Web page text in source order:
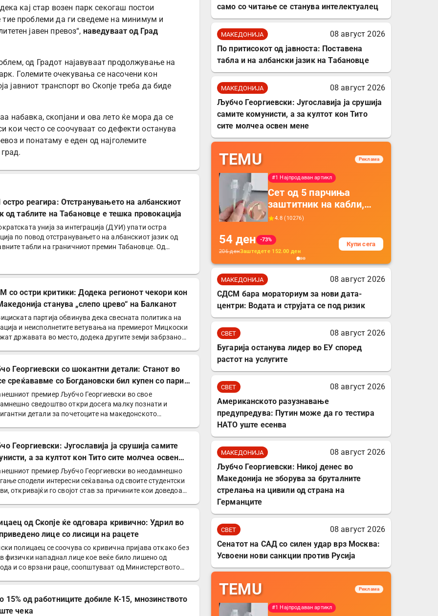
кај стар возен парк секогаш постои
проблеми да ги сведеме на минимум и
јавен превоз“, наведуваат од Град
од Градот најавуваат продолжување на
Големите очекувања се насочени кон
јавниот транспорт во Скопје треба да биде
набавка, скопјани и ова лето ќе мора да се
кои често се соочуваат со дефекти останува
и понатаму е еден од најголемите
реагира: Отстранувањето на албанскиот
од таблите на Табановце е тешка провокација
унија за интеграција (ДУИ) упати остра
по повод отстранувањето на албанскиот јазик од
табли на граничниот премин Табановце. Од
со остри критики: Додека регионот чекори кон
станува „слепо црево“ на Балканот
партија обвинува дека свесната политика на
и неисполнетите ветувања на премиерот Мицкоски
државата во место, додека другите земји забрзано…
Георгиевски со шокантни детали: Станот во
среќававме со Богдановски бил купен со пари
премиер Љубчо Георгиевски во свое
сведоштво откри досега малку познати и
детали за почетоците на македонското
Георгиевски: Југославија ја срушија самите
а за култот кон Тито сите молчеа освен
премиер Љубчо Георгиевски во неодамнешно
сподели интересни сеќавања од своите студентски
откривајќи го својот став за причините кои доведоа…
од Скопје ќе одговара кривично: Удрил во
лице со лисици на рацете
полицаец се соочува со кривична пријава откако без
физички нападнал лице кое веќе било лишено од
и со врзани раце, соопштуваат од Министерството
15% од работниците добиле К-15, мнозинството
чека
само со читање се станува интелектуалец
МАКЕДОНИЈА
08 август 2026
По притисокот од јавноста: Поставена
табла и на албански јазик на Табановце
МАКЕДОНИЈА
08 август 2026
Љубчо Георгиевски: Југославија ја срушија
самите комунисти, а за култот кон Тито
сите молчеа освен мене
TEMU Реклама
#1 Најпродаван артикл
Сет од 5 парчиња
заштитник на кабли,
прекривка за заштита
додатоци за заштита на
кабли, без батерија, за
мобилни телефони,
комплет за заштита на
4.8 (10276)
54 ден
-73%
206денЗаштедете 152.00 ден
Купи сега
МАКЕДОНИЈА
08 август 2026
СДСМ бара мораториум за нови дата-
центри: Водата и струјата се под ризик
СВЕТ
08 август 2026
Бугарија останува лидер во ЕУ според
растот на услугите
СВЕТ
08 август 2026
Американското разузнавање
предупредува: Путин може да го тестира
НАТО уште есенва
МАКЕДОНИЈА
08 август 2026
Љубчо Георгиевски: Никој денес во
Македонија не зборува за бруталните
стрелања на цивили од страна на
Германците
СВЕТ
08 август 2026
Сенатот на САД со силен удар врз Москва:
Усвоени нови санкции против Русија
TEMU Реклама
#1 Најпродаван артикл